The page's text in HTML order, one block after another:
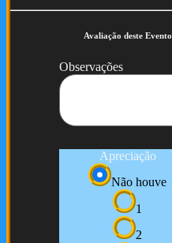
Avaliação deste Evento
Observações
Apreciação
Não houve
1
2